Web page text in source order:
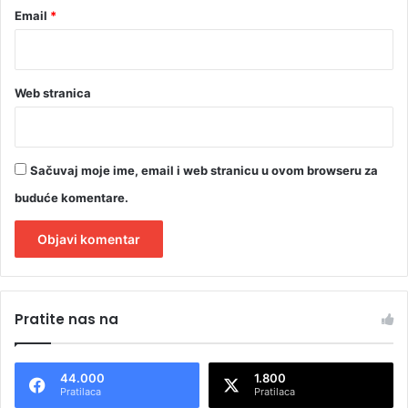
u
n
o
ž
e
j
u
d
o
o
l
j
Email *
Web stranica
Sačuvaj moje ime, email i web stranicu u ovom browseru za
buduće komentare.
tPratite nas na
44.000
Pratilaca
1.800
Pratilaca